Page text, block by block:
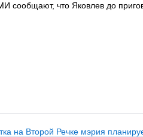
сообщают, что Яковлев до
на Второй Речке мэрия